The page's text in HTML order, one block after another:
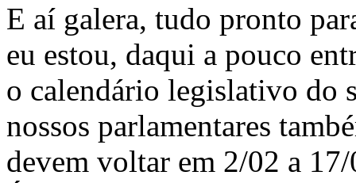
E aí galera, tudo pronto
eu estou, daqui a pouco
o calendário legislativo do
nossos parlamentares
devem voltar em 2/02 a